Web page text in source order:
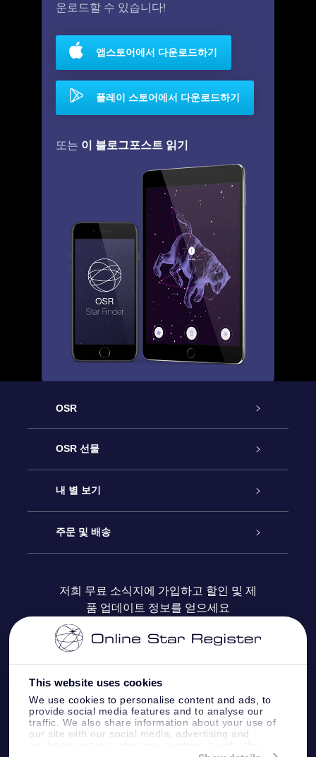
This website uses cookies
We use cookies to personalise content and ads, to
provide social media features and to analyse our
traffic. We also share information about your use of
our site with our social media, advertising and
운로드할 수 있습니다!
앱스토어에서 다운로드하기
플레이 스토어에서 다운로드하기
또는 이 블로그포스트 읽기
OSR
고객 서비스
연락처
블로그
OSR 선물
온라인 별 선물
OSR 선물 팩
OSR 상품권
기업 선물
내 별 보기
Star Register
맞춤 별 페이지
One Million Stars
Fly me to the stars VR 앱
주문 및 배송
결제 정보
배송 정보
환불 정책
별자리
저희 무료 소식지에 가입하고 할인 및 제
품 업데이트 정보를 얻으세요